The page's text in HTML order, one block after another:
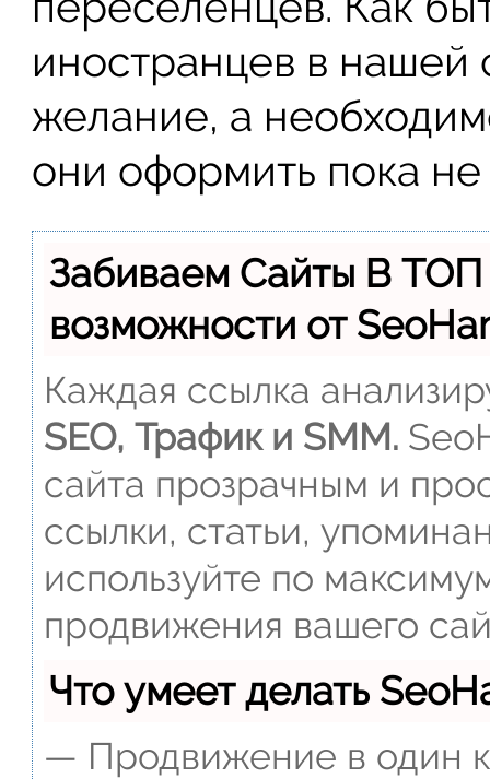
иностранцев в нашей
желание, а
они оформить пока не
Забиваем Сайты В
возможности от
Каждая ссылка
SEO, Трафик и SMM.
сайта прозрачным и
ссылки, статьи,
используйте по
продвижения вашего
Что умеет делать
— Продвижение в один